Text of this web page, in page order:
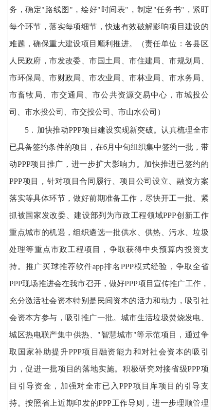
务，确定"路线图"，绘好"时间表"，制定"任务书"，紧盯
每个环节，落实每项细节，快速有效破解影响项目建设的
难题，确保重大建设项目顺利推进。（责任单位：各县区
人民政府，市发改委、市国土局、市住建局、市规划局、
市环保局、市财政局、市农业局、市林业局、市水务局、
市畜牧局、市交通局、市公共资源交易中心，市城投公
司、市水投公司、市交投公司、市山水公司）
5．加快推动PPP项目建设实现新突破。认真梳理全市
已具备签约条件的项目，在6月中旬组织集中签约一批，带
动PPP项目推广，进一步扩大影响力。加快推进已签约的
PPP项目，针对项目合同履行、项目公司设立、融资方案
落实等具体环节，做好前期准备工作，尽快开工一批。紧
抓被国家发改委、建设部列为市政工程领域PPP创新工作
重点城市的机遇，组织遴选一批供水、供热、污水、垃圾
处理等重点市政工程项目，争取获得中央预算内投资支
持。推广买球推荐软件app排名PPP模式经验，争取全省
PPP现场推进会在我市召开，做好PPP项目宣传推广工作，
充分激活社会资本特别是民间资本的活力和动力，吸引社
会资本方参与，吸引推广一批。城市生活垃圾焚烧发电、
城区热电联产集中供热、"智慧城市"等示范项目，通过争
取国家补助提升PPP项目融资能力和对社会资本的吸引
力，促进一批项目的落地实施。积极研究对接省级PPP项
目引导资金，加强对全市已入PPP项目库项目的引导支
持。按照省上近期印发的PPP工作导则，进一步理顺管理